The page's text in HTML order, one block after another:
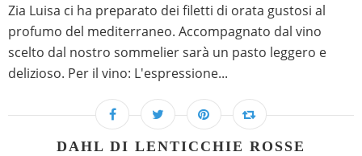
Zia Luisa ci ha preparato dei filetti di orata gustosi al
profumo del mediterraneo. Accompagnato dal vino
scelto dal nostro sommelier sarà un pasto leggero e
delizioso. Per il vino: L'espressione...
DAHL DI LENTICCHIE ROSSE